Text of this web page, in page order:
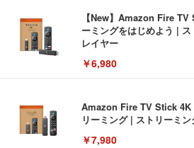
【New】Amazon Fire
ーミングをはじめよう |
レイヤー
￥6,980
Amazon Fire TV Stick 4K
リーミング | ストリーミ
￥7,980